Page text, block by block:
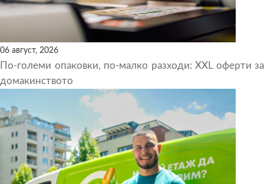
06 август, 2026
По-големи опаковки, по-малко разходи: XXL оферти за
домакинството